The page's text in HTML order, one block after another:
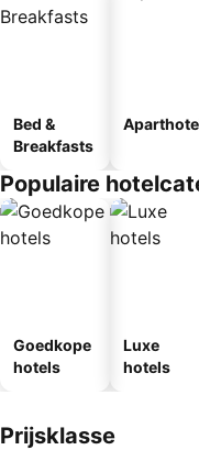
Bed &
Breakfasts
Populaire
Goedkope
hotels
Luxe
hotels
Prijsklasse